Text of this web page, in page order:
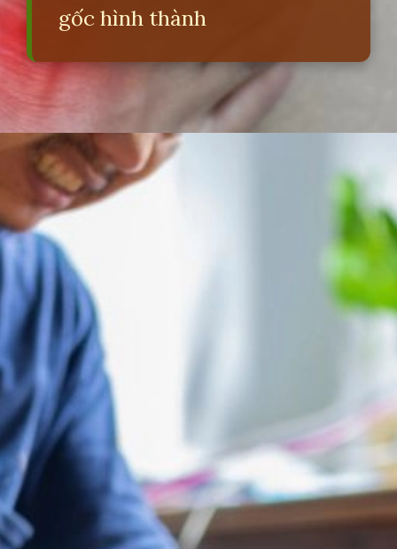
gốc hình thành
Đang mở https://erci.edu.vn/acid-uric-la-gi